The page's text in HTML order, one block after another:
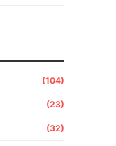
(104)
(23)
(32)